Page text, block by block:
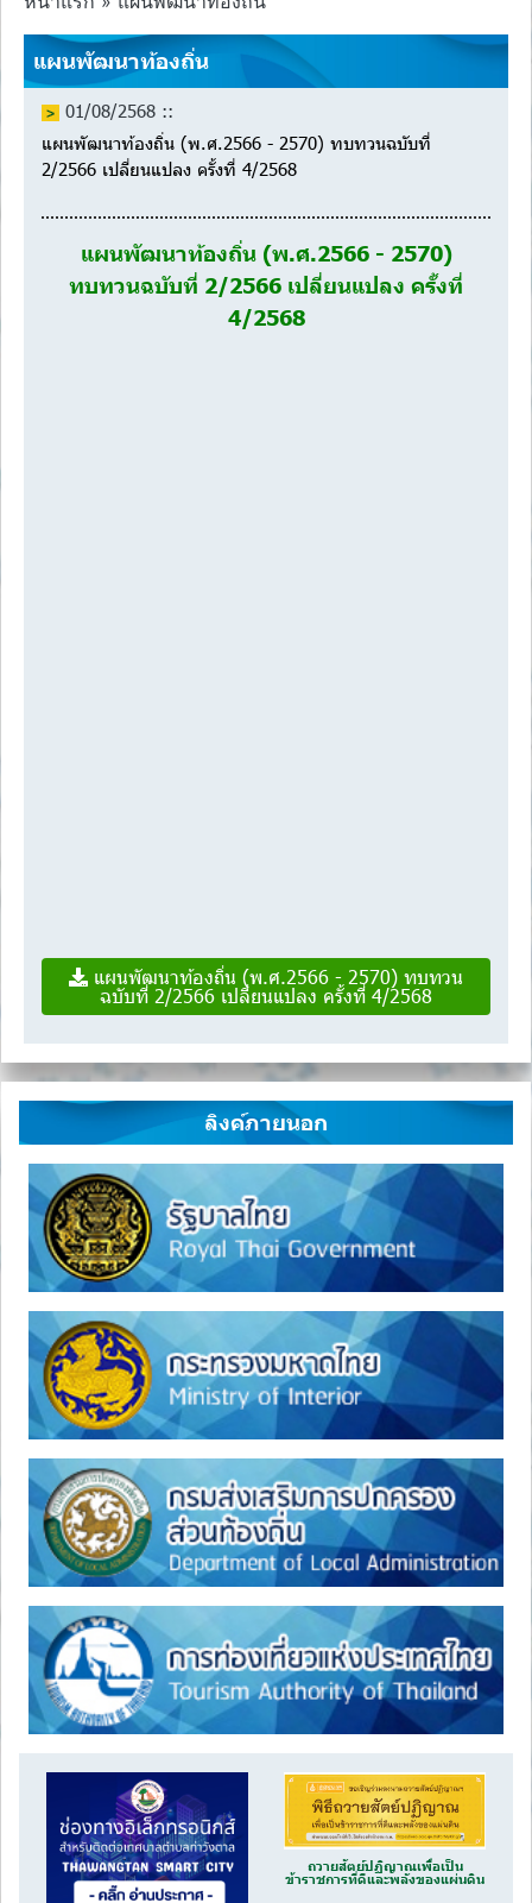
แผนพัฒนาท้องถิ่น
01/08/2568 ::
แผนพัฒนาท้องถิ่น (พ.ศ.2566 - 2570) ทบทวนฉบับที่
2/2566 เปลี่ยนแปลง ครั้งที่ 4/2568
แผนพัฒนาท้องถิ่น (พ.ศ.2566 - 2570)
ทบทวนฉบับที่ 2/2566 เปลี่ยนแปลง ครั้งที่
4/2568
แผนพัฒนาท้องถิ่น (พ.ศ.2566 - 2570) ทบทวน
ฉบับที่ 2/2566 เปลี่ยนแปลง ครั้งที่ 4/2568
ลิงค์ภายนอก
ถวายสัตย์ปฏิญาณเพื่อเป็น
ข้าราชการที่ดีและพลังของแผ่นดิน